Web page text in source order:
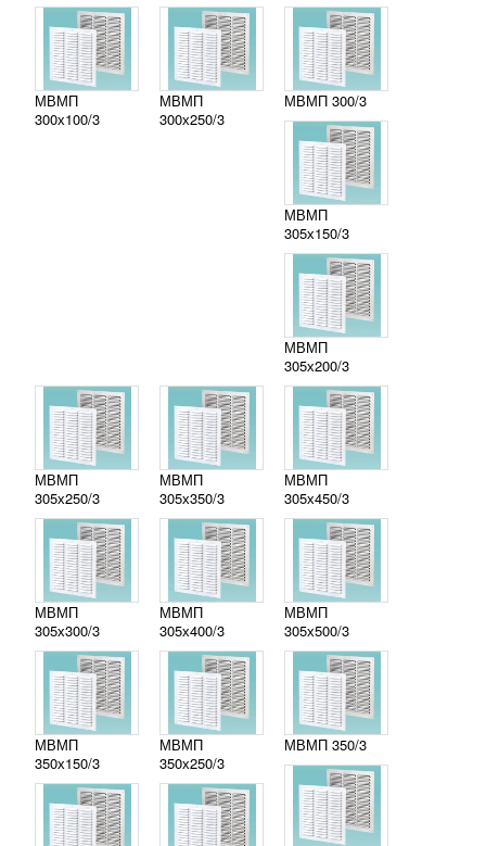
МВМП
300х100/3
МВМП
300х250/3
МВМП 300/3
МВМП
305х150/3
МВМП
305х200/3
МВМП
305х250/3
МВМП
305х300/3
МВМП
305х350/3
МВМП
305х400/3
МВМП
305х450/3
МВМП
305х500/3
МВМП
350х150/3
МВМП
350х250/3
МВМП 350/3